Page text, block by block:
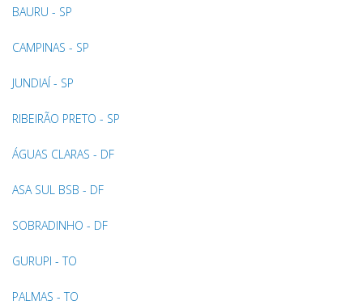
BAURU - SP
CAMPINAS - SP
JUNDIAÍ - SP
RIBEIRÃO PRETO - SP
ÁGUAS CLARAS - DF
ASA SUL BSB - DF
SOBRADINHO - DF
GURUPI - TO
PALMAS - TO